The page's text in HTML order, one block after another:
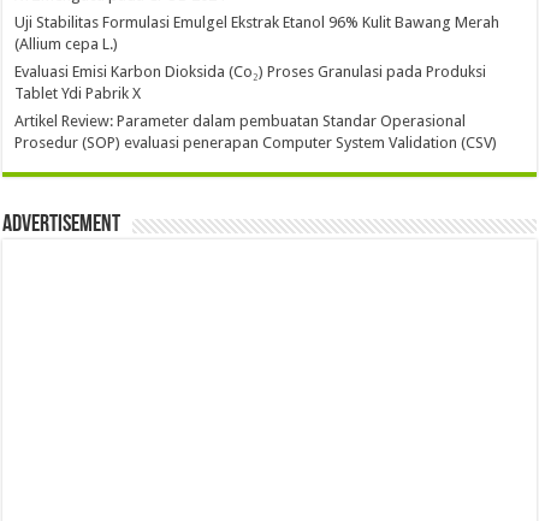
Uji Stabilitas Formulasi Emulgel Ekstrak Etanol 96% Kulit Bawang Merah
(Allium cepa L.)
Evaluasi Emisi Karbon Dioksida (Co₂) Proses Granulasi pada Produksi
Tablet Ydi Pabrik X
Artikel Review: Parameter dalam pembuatan Standar Operasional
Prosedur (SOP) evaluasi penerapan Computer System Validation (CSV)
Advertisement